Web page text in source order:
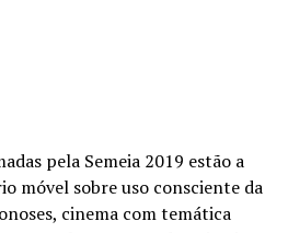
pela Semeia 2019 estão a
móvel sobre uso consciente da
cinema com temática